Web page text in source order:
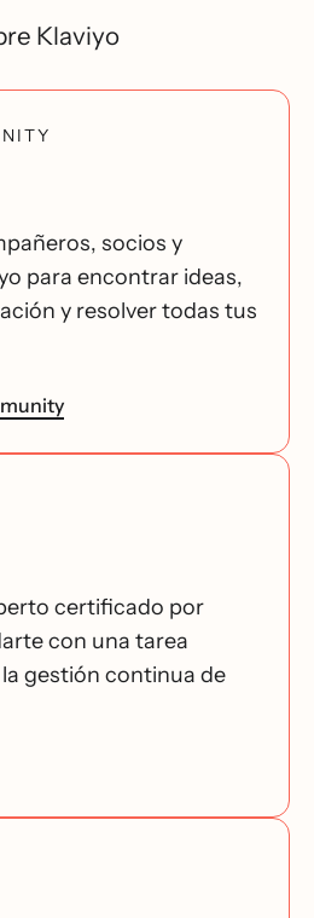
Klaviyo
socios y
para encontrar ideas,
y resolver todas tus
certificado por
con una tarea
gestión continua de